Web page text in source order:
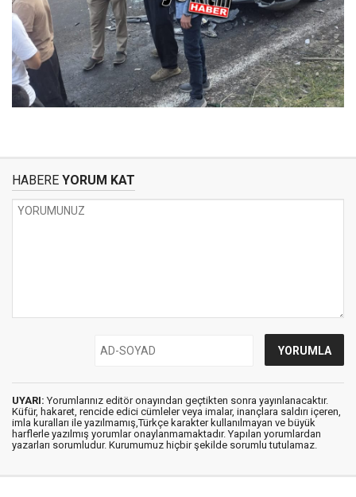
HABERE YORUM KAT
UYARI: Yorumlarınız editör onayından geçtikten sonra yayınlanacaktır.
Küfür, hakaret, rencide edici cümleler veya imalar, inançlara saldırı içeren,
imla kuralları ile yazılmamış,Türkçe karakter kullanılmayan ve büyük
harflerle yazılmış yorumlar onaylanmamaktadır. Yapılan yorumlardan
yazarları sorumludur. Kurumumuz hiçbir şekilde sorumlu tutulamaz.